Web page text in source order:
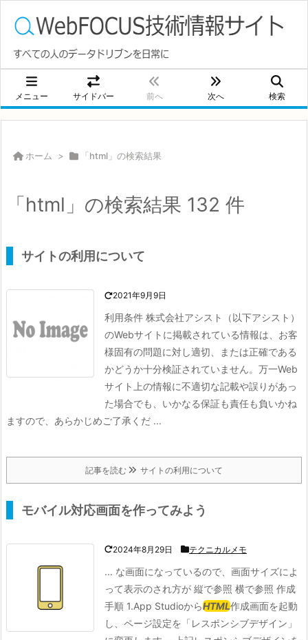
メニュー サイドバー 前へ 次へ 検索
ホーム > 「html」の検索結果
「html」の検索結果 132 件
サイトの利用について
2021年9月9日
利用条件 株式会社アシスト（以下アシスト）
のWebサイトに掲載されている情報は、お客
様固有の問題に対し適切、または正確である
かどうか十分検証されていません。万一Web
サイト上の情報に不適切な記載や誤りがあっ
た場合でも、いかなる保証も責任も負いかね
ますので、あらかじめご了承くだ ...
記事を読む サイトの利用について
モバイル対応画面を作ってみよう
2024年8月29日 テクニカルメモ
... な画面になっているので、画面サイズによ
って表示のされ方が 縦で参照 横で参照 作成
手順 1.App StudioからHTML作成画面を起動
し、ページ設定を「レスポンシブデザイン」